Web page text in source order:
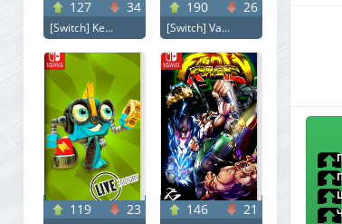
127 34
[Switch] Ke...
190 26
[Switch] Va...
119 23 146 21